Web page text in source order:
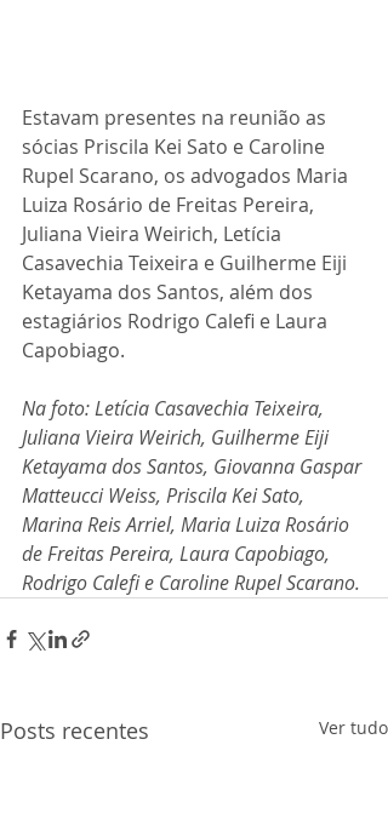
Estavam presentes na reunião as
sócias Priscila Kei Sato e Caroline
Rupel Scarano, os advogados Maria
Luiza Rosário de Freitas Pereira,
Juliana Vieira Weirich, Letícia
Casavechia Teixeira e Guilherme Eiji
Ketayama dos Santos, além dos
estagiários Rodrigo Calefi e Laura
Capobiago.
Na foto: Letícia Casavechia Teixeira,
Juliana Vieira Weirich, Guilherme Eiji
Ketayama dos Santos, Giovanna Gaspar
Matteucci Weiss, Priscila Kei Sato,
Marina Reis Arriel, Maria Luiza Rosário
de Freitas Pereira, Laura Capobiago,
Rodrigo Calefi e Caroline Rupel Scarano.
Posts recentes Ver tudo